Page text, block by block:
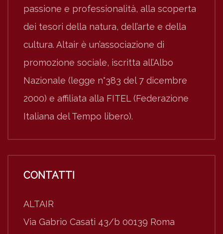
passione e professionalità, alla scoperta
dei tesori della natura, dell’arte e della
cultura. Altair è un’associazione di
promozione sociale, iscritta all’Albo
Nazionale (legge n°383 del 7 dicembre
2000) e affiliata alla FITEL (Federazione
Italiana del Tempo libero).
CONTATTI
ALTAIR
Via Gabrio Casati 43/b 00139 Roma